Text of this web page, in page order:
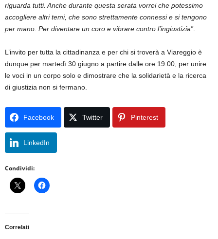
riguarda tutti. Anche durante questa serata vorrei che potessimo
accogliere altri temi, che sono strettamente connessi e si tengono
per mano. Per diventare un coro e vibrare contro l’ingiustizia”
L’invito per tutta la cittadinanza e per chi si troverà a Viareggio è
dunque per martedì 30 giugno a partire dalle ore 19:00, per unire
le voci in un corpo solo e dimostrare che la solidarietà e la ricerca
di giustizia non si fermano.
Facebook Twitter Pinterest
LinkedIn
Condividi:
Correlati